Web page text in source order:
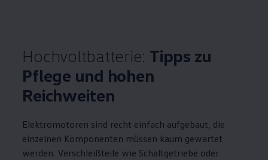
Hochvoltbatterie: Tipps zu
Pflege und hohen
Reichweiten
Elektromotoren sind recht einfach aufgebaut, die
einzelnen Komponenten müssen kaum gewartet
werden. Verschleißteile wie Schaltgetriebe oder